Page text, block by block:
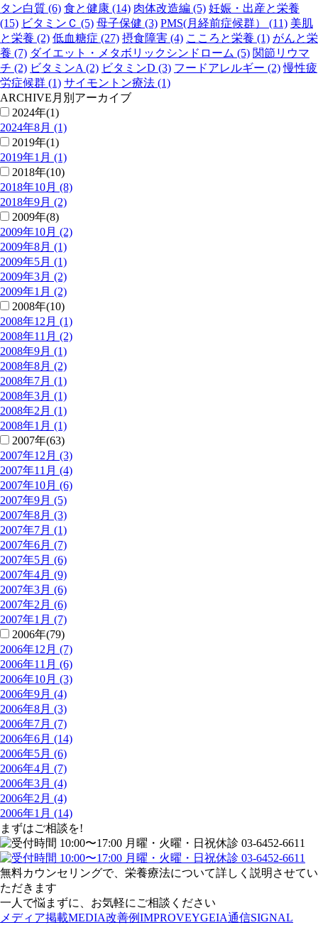
タン白質 (6) 食と健康 (14) 肉体改造編 (5) 妊娠・出産と栄養
(15) ビタミンＣ (5) 母子保健 (3) PMS(月経前症候群） (11) 美肌
と栄養 (2) 低血糖症 (27) 摂食障害 (4) こころと栄養 (1) がんと栄
養 (7) ダイエット・メタボリックシンドローム (5) 関節リウマ
チ (2) ビタミンA (2) ビタミンD (3) フードアレルギー (2) 慢性疲
労症候群 (1) サイモントン療法 (1)
ARCHIVE 月別アーカイブ
2024年(1)
2024年8月 (1)
2019年(1)
2019年1月 (1)
2018年(10)
2018年10月 (8)
2018年9月 (2)
2009年(8)
2009年10月 (2)
2009年8月 (1)
2009年5月 (1)
2009年3月 (2)
2009年1月 (2)
2008年(10)
2008年12月 (1)
2008年11月 (2)
2008年9月 (1)
2008年8月 (2)
2008年7月 (1)
2008年3月 (1)
2008年2月 (1)
2008年1月 (1)
2007年(63)
2007年12月 (3)
2007年11月 (4)
2007年10月 (6)
2007年9月 (5)
2007年8月 (3)
2007年7月 (1)
2007年6月 (7)
2007年5月 (6)
2007年4月 (9)
2007年3月 (6)
2007年2月 (6)
2007年1月 (7)
2006年(79)
2006年12月 (7)
2006年11月 (6)
2006年10月 (3)
2006年9月 (4)
2006年8月 (3)
2006年7月 (7)
2006年6月 (14)
2006年5月 (6)
2006年4月 (7)
2006年3月 (4)
2006年2月 (4)
2006年1月 (14)
まずはご相談を!
無料カウンセリングで、栄養療法について詳しく説明させてい
ただきます
一人で悩まずに、お気軽にご相談ください
メディア掲載MEDIA改善例IMPROVEYGEIA通信SIGNAL